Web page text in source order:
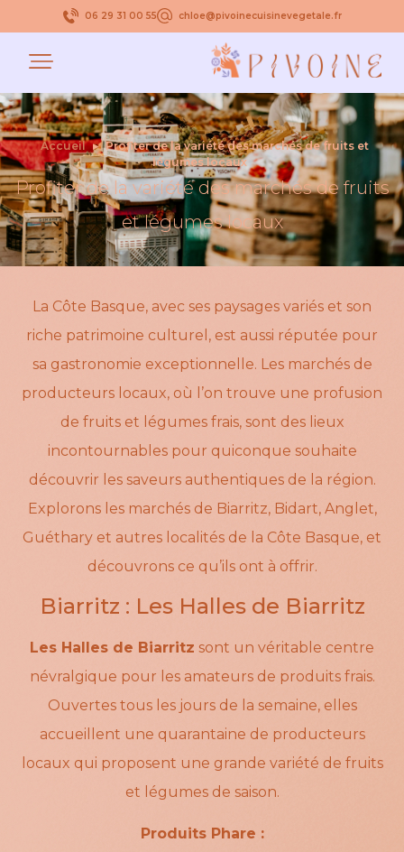
06 29 31 00 55 chloe@pivoinecuisinevegetale.fr
Accueil ▸ Profiter de la variété des marchés de fruits et
légumes locaux
Profiter de la variété des marchés de fruits
et légumes locaux
La Côte Basque, avec ses paysages variés et son
riche patrimoine culturel, est aussi réputée pour
sa gastronomie exceptionnelle. Les marchés de
producteurs locaux, où l’on trouve une profusion
de fruits et légumes frais, sont des lieux
incontournables pour quiconque souhaite
découvrir les saveurs authentiques de la région.
Explorons les marchés de Biarritz, Bidart, Anglet,
Guéthary et autres localités de la Côte Basque, et
découvrons ce qu’ils ont à offrir.
Biarritz : Les Halles de Biarritz
Les Halles de Biarritz sont un véritable centre
névralgique pour les amateurs de produits frais.
Ouvertes tous les jours de la semaine, elles
accueillent une quarantaine de producteurs
locaux qui proposent une grande variété de fruits
et légumes de saison.
Produits Phare :